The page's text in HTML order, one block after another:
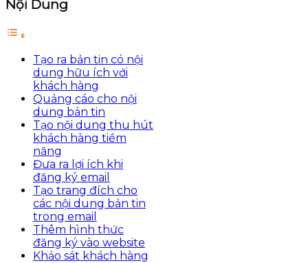
Nội Dung
Tạo ra bản tin có nội
dung hữu ích với
khách hàng
Quảng cáo cho nội
dung bản tin
Tạo nội dung thu hút
khách hàng tiềm
năng
Đưa ra lợi ích khi
đăng ký email
Tạo trang đích cho
các nội dung bản tin
trong email
Thêm hình thức
đăng ký vào website
Khảo sát khách hàng